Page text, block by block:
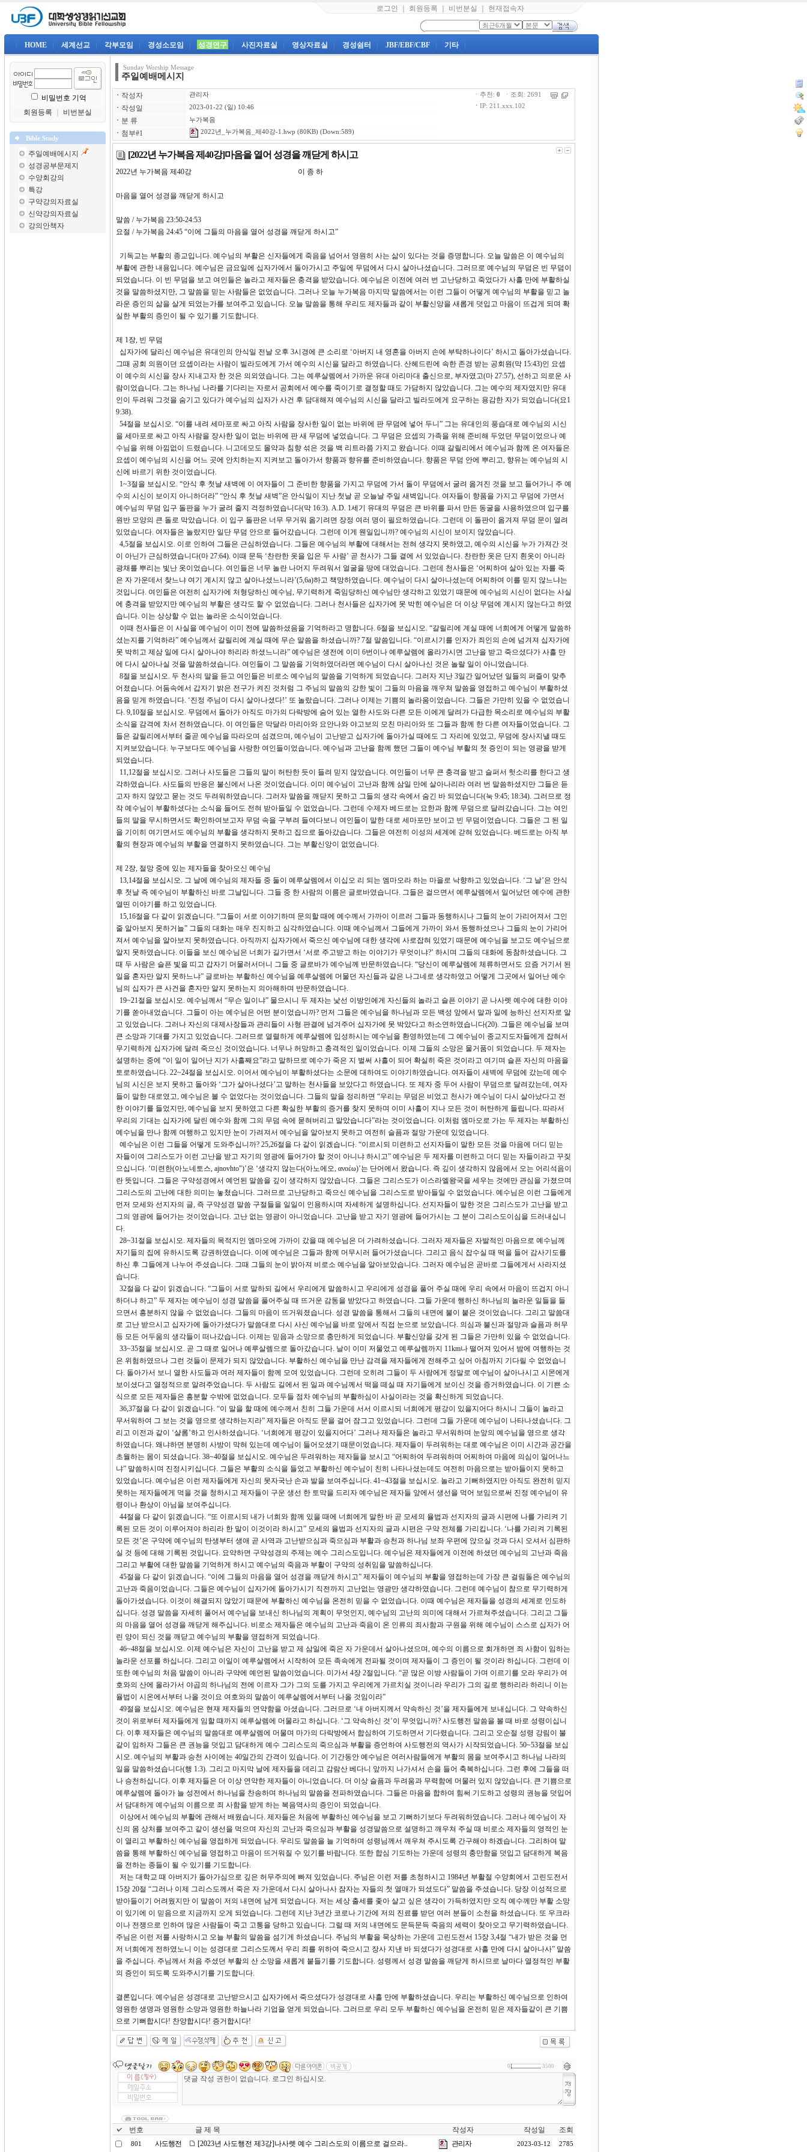
로그인 회원등록 비번분실 현재접속자
HOME 세계선교 각부모임 경성소모임 성경연구 사진자료실 영상자료실 경성쉼터 JBF/EBF/CBF 기타
비밀번호 기억
회원등록
비번분실
Bible Study
주일예배메시지
성경공부문제지
수양회강의
특강
구약강의자료실
신약강의자료실
강의안책자
Sunday Worship Message
주일예배메시지
ㆍ 작성자 관리자
ㆍ 작성일 2023-01-22 (일) 10:46
ㆍ 분 류 누가복음
ㆍ 첨부#1 2022년_누가복음_제40강-1.hwp (80KB) (Down:589)
ㆍ추천: 0 ㆍ조회: 2691
ㆍ IP: 211.xxx.102
[2022년 누가복음 제40강]마음을 열어 성경을 깨닫게 하시고
2022년 누가복음 제40강 이 종 하
마음을 열어 성경을 깨닫게 하시고
말씀 / 누가복음 23:50-24:53
요절 / 누가복음 24:45 “이에 그들의 마음을 열어 성경을 깨닫게 하시고”
기독교는 부활의 종교입니다. 예수님의 부활은 신자들에게 죽음을 넘어서 영원히 사는 삶이 있다는 것을 증명합니다. 오늘 말씀은 이 예수님의
부활에 관한 내용입니다. 예수님은 금요일에 십자가에서 돌아가시고 주일에 무덤에서 다시 살아나셨습니다. 그러므로 예수님의 무덤은 빈 무덤이
되었습니다. 이 빈 무덤을 보고 여인들은 놀라고 제자들은 충격을 받았습니다. 예수님은 이전에 여러 번 고난당하고 죽었다가 사흘 만에 부활하실
것을 말씀하셨지만, 그 말씀을 믿는 사람들은 없었습니다. 그러나 오늘 누가복음 마지막 말씀에서는 이런 그들이 어떻게 예수님의 부활을 믿고 놀
라운 증인의 삶을 살게 되었는가를 보여주고 있습니다. 오늘 말씀을 통해 우리도 제자들과 같이 부활신앙을 새롭게 덧입고 마음이 뜨겁게 되며 확
실한 부활의 증인이 될 수 있기를 기도합니다.
제 1장, 빈 무덤
십자가에 달리신 예수님은 유대인의 안식일 전날 오후 3시경에 큰 소리로 ‘아버지 내 영혼을 아버지 손에 부탁하나이다’ 하시고 돌아가셨습니다.
그때 공회 의원이던 요셉이라는 사람이 빌라도에게 가서 예수의 시신을 달라고 하였습니다. 산헤드린에 속한 존경 받는 공회원(막 15:43)인 요셉
이 예수의 시신을 장사 지내고자 한 것은 의외였습니다. 그는 예루살렘에서 가까운 유대 아리마대 출신으로, 부자였고(마 27:57), 선하고 의로운 사
람이었습니다. 그는 하나님 나라를 기다리는 자로서 공회에서 예수를 죽이기로 결정할 때도 가담하지 않았습니다. 그는 예수의 제자였지만 유대
인이 두려워 그것을 숨기고 있다가 예수님의 십자가 사건 후 담대해져 예수님의 시신을 달라고 빌라도에게 요구하는 용감한 자가 되었습니다(요1
9:38).
54절을 보십시오. “이를 내려 세마포로 싸고 아직 사람을 장사한 일이 없는 바위에 판 무덤에 넣어 두니” 그는 유대인의 풍습대로 예수님의 시신
을 세마포로 싸고 아직 사람을 장사한 일이 없는 바위에 판 새 무덤에 넣었습니다. 그 무덤은 요셉의 가족을 위해 준비해 두었던 무덤이었으나 예
수님을 위해 아낌없이 드렸습니다. 니고데모도 몰약과 침향 섞은 것을 백 리트라쯤 가지고 왔습니다. 이때 갈릴리에서 예수님과 함께 온 여자들은
요셉이 예수님의 시신을 어느 곳에 안치하는지 지켜보고 돌아가서 향품과 향유를 준비하였습니다. 향품은 무덤 안에 뿌리고, 향유는 예수님의 시
신에 바르기 위한 것이었습니다.
1~3절을 보십시오. “안식 후 첫날 새벽에 이 여자들이 그 준비한 향품을 가지고 무덤에 가서 돌이 무덤에서 굴려 옮겨진 것을 보고 들어가니 주 예
수의 시신이 보이지 아니하더라” “안식 후 첫날 새벽”은 안식일이 지난 첫날 곧 오늘날 주일 새벽입니다. 여자들이 향품을 가지고 무덤에 가면서
예수님의 무덤 입구 돌판을 누가 굴려 줄지 걱정하였습니다(막 16:3). A.D. 1세기 유대의 무덤은 큰 바위를 파서 만든 동굴을 사용하였으며 입구를
원반 모양의 큰 돌로 막았습니다. 이 입구 돌판은 너무 무거워 옮기려면 장정 여러 명이 필요하였습니다. 그런데 이 돌판이 옮겨져 무덤 문이 열려
있었습니다. 여자들은 놀랐지만 일단 무덤 안으로 들어갔습니다. 그런데 이게 웬일입니까? 예수님의 시신이 보이지 않았습니다.
4,5절을 보십시오. 이로 인하여 그들은 근심하였습니다. 그들은 예수님의 부활에 대해서는 전혀 생각지 못하였고, 예수의 시신을 누가 가져간 것
이 아닌가 근심하였습니다(마 27:64). 이때 문득 ‘찬란한 옷을 입은 두 사람’ 곧 천사가 그들 곁에 서 있었습니다. 찬란한 옷은 단지 흰옷이 아니라
광채를 뿌리는 빛난 옷이었습니다. 여인들은 너무 놀란 나머지 두려워서 얼굴을 땅에 대었습니다. 그런데 천사들은 ‘어찌하여 살아 있는 자를 죽
은 자 가운데서 찾느냐 여기 계시지 않고 살아나셨느니라’(5,6a)하고 책망하였습니다. 예수님이 다시 살아나셨는데 어찌하여 이를 믿지 않느냐는
것입니다. 여인들은 여전히 십자가에 처형당하신 예수님, 무기력하게 죽임당하신 예수님만 생각하고 있었기 때문에 예수님의 시신이 없다는 사실
에 충격을 받았지만 예수님의 부활은 생각도 할 수 없었습니다. 그러나 천사들은 십자가에 못 박힌 예수님은 더 이상 무덤에 계시지 않는다고 하였
습니다. 이는 상상할 수 없는 놀라운 소식이었습니다.
이때 천사들은 이 사실을 예수님이 이미 전에 말씀하셨음을 기억하라고 명합니다. 6절을 보십시오. “갈릴리에 계실 때에 너희에게 어떻게 말씀하
셨는지를 기억하라” 예수님께서 갈릴리에 계실 때에 무슨 말씀을 하셨습니까? 7절 말씀입니다. “이르시기를 인자가 죄인의 손에 넘겨져 십자가에
못 박히고 제삼 일에 다시 살아나야 하리라 하셨느니라” 예수님은 생전에 이미 6번이나 예루살렘에 올라가시면 고난을 받고 죽으셨다가 사흘 만
에 다시 살아나실 것을 말씀하셨습니다. 여인들이 그 말씀을 기억하였더라면 예수님이 다시 살아나신 것은 놀랄 일이 아니었습니다.
8절을 보십시오. 두 천사의 말을 듣고 여인들은 비로소 예수님의 말씀을 기억하게 되었습니다. 그러자 지난 3일간 일어났던 일들의 퍼즐이 맞추
어졌습니다. 어둠속에서 갑자기 밝은 전구가 켜진 것처럼 그 주님의 말씀의 강한 빛이 그들의 마음을 깨우쳐 말씀을 영접하고 예수님이 부활하셨
음을 믿게 하였습니다. ‘진정 주님이 다시 살아나셨다!’ 또 놀랐습니다. 그러나 이제는 기쁨의 놀라움이었습니다. 그들은 가만히 있을 수 없었습니
다. 9,10절을 보십시오. 무덤에서 돌아가 아직도 마가의 다락방에 숨어 있는 열한 사도와 다른 모든 이에게 달려가 다급한 목소리로 예수님의 부활
소식을 감격에 차서 전하였습니다. 이 여인들은 막달라 마리아와 요안나와 야고보의 모친 마리아와 또 그들과 함께 한 다른 여자들이었습니다. 그
들은 갈릴리에서부터 줄곧 예수님을 따라오며 섬겼으며, 예수님이 고난받고 십자가에 돌아가실 때에도 그 자리에 있었고, 무덤에 장사지낼 때도
지켜보았습니다. 누구보다도 예수님을 사랑한 여인들이었습니다. 예수님과 고난을 함께 했던 그들이 예수님 부활의 첫 증인이 되는 영광을 받게
되었습니다.
11,12절을 보십시오. 그러나 사도들은 그들의 말이 허탄한 듯이 들려 믿지 않았습니다. 여인들이 너무 큰 충격을 받고 슬퍼서 헛소리를 한다고 생
각하였습니다. 사도들의 반응은 불신에서 나온 것이었습니다. 이미 예수님이 고난과 함께 삼일 만에 살아나리라 여러 번 말씀하셨지만 그들은 듣
고자 하지 않았고 묻는 것도 두려워하였습니다. 그러자 말씀을 깨닫지 못하고 그들의 생각 속에서 숨긴 바 되었습니다(눅 9:45; 18:34). 그러므로 정
작 예수님이 부활하셨다는 소식을 들어도 전혀 받아들일 수 없었습니다. 그런데 수제자 베드로는 요한과 함께 무덤으로 달려갔습니다. 그는 여인
들의 말을 무시하면서도 확인하여보고자 무덤 속을 구부려 들여다보니 여인들이 말한 대로 세마포만 보이고 빈 무덤이었습니다. 그들은 그 된 일
을 기이히 여기면서도 예수님의 부활을 생각하지 못하고 집으로 돌아갔습니다. 그들은 여전히 이성의 세계에 갇혀 있었습니다. 베드로는 아직 부
활의 현장과 예수님의 부활을 연결하지 못하였습니다. 그는 부활신앙이 없었습니다.
제 2장, 절망 중에 있는 제자들을 찾아오신 예수님
13,14절을 보십시오. 그 날에 예수님의 제자들 중 둘이 예루살렘에서 이십오 리 되는 엠마오라 하는 마을로 낙향하고 있었습니다. ‘그 날’은 안식
후 첫날 즉 예수님이 부활하신 바로 그날입니다. 그들 중 한 사람의 이름은 글로바였습니다. 그들은 걸으면서 예루살렘에서 일어났던 예수에 관한
열띤 이야기를 하고 있었습니다.
15,16절을 다 같이 읽겠습니다. “그들이 서로 이야기하며 문의할 때에 예수께서 가까이 이르러 그들과 동행하시나 그들의 눈이 가리어져서 그인
줄 알아보지 못하거늘” 그들의 대화는 매우 진지하고 심각하였습니다. 이때 예수님께서 그들에게 가까이 와서 동행하셨으나 그들의 눈이 가리어
져서 예수님을 알아보지 못하였습니다. 아직까지 십자가에서 죽으신 예수님에 대한 생각에 사로잡혀 있었기 때문에 예수님을 보고도 예수님으로
알지 못하였습니다. 이들을 보신 예수님은 너희가 길가면서 ‘서로 주고받고 하는 이야기가 무엇이냐?’ 하시며 그들의 대화에 동참하셨습니다. 그
때 두 사람은 슬픈 빛을 띠고 갑자기 머물러서더니 그들 중 글로바가 예수님께 반문하였습니다. “당신이 예루살렘에 체류하면서도 요즘 거기서 된
일을 혼자만 알지 못하느냐” 글로바는 부활하신 예수님을 예루살렘에 머물던 자신들과 같은 나그네로 생각하였고 어떻게 그곳에서 일어난 예수
님의 십자가 큰 사건을 혼자만 알지 못하는지 의아해하며 반문하였습니다.
19~21절을 보십시오. 예수님께서 “무슨 일이냐” 물으시니 두 제자는 낯선 이방인에게 자신들의 놀라고 슬픈 이야기 곧 나사렛 예수에 대한 이야
기를 쏟아내었습니다. 그들이 아는 예수님은 어떤 분이었습니까? 먼저 그들은 예수님을 하나님과 모든 백성 앞에서 말과 일에 능하신 선지자로 알
고 있었습니다. 그러나 자신의 대제사장들과 관리들이 사형 판결에 넘겨주어 십자가에 못 박았다고 하소연하였습니다(20). 그들은 예수님을 보며
큰 소망과 기대를 가지고 있었습니다. 그러므로 열렬하게 예루살렘에 입성하시는 예수님을 환영하였는데 그 예수님이 종교지도자들에게 잡혀서
무기력하게 십자가에 달려 죽으신 것이었습니다. 너무나 허망하고 충격적인 일이었습니다. 이제 그들의 소망은 물거품이 되었습니다. 두 제자는
설명하는 중에 “이 일이 일어난 지가 사흘째요”라고 말하므로 예수가 죽은 지 벌써 사흘이 되어 확실히 죽은 것이라고 여기며 슬픈 자신의 마음을
토로하였습니다. 22~24절을 보십시오. 이어서 예수님이 부활하셨다는 소문에 대하여도 이야기하였습니다. 여자들이 새벽에 무덤에 갔는데 예수
님의 시신은 보지 못하고 돌아와 ‘그가 살아나셨다’고 말하는 천사들을 보았다고 하였습니다. 또 제자 중 두어 사람이 무덤으로 달려갔는데, 여자
들이 말한 대로였고, 예수님은 볼 수 없었다는 것이었습니다. 그들의 말을 정리하면 “우리는 무덤은 비었고 천사가 예수님이 다시 살아났다고 전
한 이야기를 들었지만, 예수님을 보지 못하였고 다른 확실한 부활의 증거를 찾지 못하며 이미 사흘이 지나 모든 것이 허탄하게 들립니다. 따라서
우리의 기대는 십자가에 달린 예수와 함께 그의 무덤 속에 묻혀버리고 말았습니다”라는 것이었습니다. 이처럼 엠마오로 가는 두 제자는 부활하신
예수님을 만나 함께 여행하고 있지만 눈이 가려져서 예수님을 알아보지 못하고 여전히 슬픔과 절망 가운데 있었습니다.
예수님은 이런 그들을 어떻게 도와주십니까? 25,26절을 다 같이 읽겠습니다. “이르시되 미련하고 선지자들이 말한 모든 것을 마음에 더디 믿는
자들이여 그리스도가 이런 고난을 받고 자기의 영광에 들어가야 할 것이 아니냐 하시고” 예수님은 두 제자를 미련하고 더디 믿는 자들이라고 꾸짖
으십니다. ‘미련한(아노네토스, ajnovhto")’은 ‘생각지 않는다(아노에오, ανοέω)’는 단어에서 왔습니다. 즉 깊이 생각하지 않음에서 오는 어리석음이
란 뜻입니다. 그들은 구약성경에서 예언된 말씀을 깊이 생각하지 않았습니다. 그들은 그리스도가 이스라엘왕국을 세우는 것에만 관심을 가졌으며
그리스도의 고난에 대한 의미는 놓쳤습니다. 그러므로 고난당하고 죽으신 예수님을 그리스도로 받아들일 수 없었습니다. 예수님은 이런 그들에게
먼저 모세와 선지자의 글, 즉 구약성경 말씀 구절들을 일일이 인용하시며 자세하게 설명하십니다. 선지자들이 말한 것은 그리스도가 고난을 받고
그의 영광에 들어가는 것이었습니다. 고난 없는 영광이 아니었습니다. 고난을 받고 자기 영광에 들어가시는 그 분이 그리스도이심을 드러내십니
다.
28~31절을 보십시오. 제자들의 목적지인 엠마오에 가까이 갔을 때 예수님은 더 가려하셨습니다. 그러자 제자들은 자발적인 마음으로 예수님께
자기들의 집에 유하시도록 강권하였습니다. 이에 예수님은 그들과 함께 머무시러 들어가셨습니다. 그리고 음식 잡수실 때 떡을 들어 감사기도를
하신 후 그들에게 나누어 주셨습니다. 그때 그들의 눈이 밝아져 비로소 예수님을 알아보았습니다. 그러자 예수님은 곧바로 그들에게서 사라지셨
습니다.
32절을 다 같이 읽겠습니다. “그들이 서로 말하되 길에서 우리에게 말씀하시고 우리에게 성경을 풀어 주실 때에 우리 속에서 마음이 뜨겁지 아니
하더냐 하고” 두 제자는 예수님이 성경 말씀을 풀어주실 때 뜨거운 감동을 받았다고 하였습니다. 그들 가운데 행하신 하나님의 놀라운 일들을 들
으면서 흥분하지 않을 수 없었습니다. 그들의 마음이 뜨거워졌습니다. 성경 말씀을 통해서 그들의 내면에 불이 붙은 것이었습니다. 그리고 말씀대
로 고난 받으시고 십자가에 돌아가셨다가 말씀대로 다시 사신 예수님을 바로 앞에서 직접 눈으로 보았습니다. 의심과 불신과 절망과 슬픔과 허무
등 모든 어두움의 생각들이 떠나갔습니다. 이제는 믿음과 소망으로 충만하게 되었습니다. 부활신앙을 갖게 된 그들은 가만히 있을 수 없었습니다.
33~35절을 보십시오. 곧 그 때로 일어나 예루살렘으로 돌아갔습니다. 날이 이미 저물었고 예루살렘까지 11km나 떨어져 있어서 밤에 여행하는 것
은 위험하였으나 그런 것들이 문제가 되지 않았습니다. 부활하신 예수님을 만난 감격을 제자들에게 전해주고 싶어 아침까지 기다릴 수 없었습니
다. 돌아가서 보니 열한 사도들과 여러 제자들이 함께 모여 있었습니다. 그런데 오히려 그들이 두 사람에게 정말로 예수님이 살아나시고 시몬에게
보이셨다고 열정적으로 알려주었습니다. 두 사람도 길에서 된 일과 예수님께서 떡을 떼실 때 자기들에게 보이신 것을 증거하였습니다. 이 기쁜 소
식으로 모든 제자들은 흥분할 수밖에 없었습니다. 모두들 점차 예수님의 부활하심이 사실이라는 것을 확신하게 되었습니다.
36,37절을 다 같이 읽겠습니다. “이 말을 할 때에 예수께서 친히 그들 가운데 서서 이르시되 너희에게 평강이 있을지어다 하시니 그들이 놀라고
무서워하여 그 보는 것을 영으로 생각하는지라” 제자들은 아직도 문을 걸어 잠그고 있었습니다. 그런데 그들 가운데 예수님이 나타나셨습니다. 그
리고 이전과 같이 ‘샬롬’하고 인사하셨습니다. ‘너희에게 평강이 있을지어다’ 그러나 제자들은 놀라고 무서워하며 눈앞의 예수님을 영으로 생각
하였습니다. 왜냐하면 분명히 사방이 막혀 있는데 예수님이 들어오셨기 때문이었습니다. 제자들이 두려워하는 대로 예수님은 이미 시간과 공간을
초월하는 몸이 되셨습니다. 38~40절을 보십시오. 예수님은 두려워하는 제자들을 보시고 “어찌하여 두려워하며 어찌하여 마음에 의심이 일어나느
냐” 말씀하시며 진정시키십니다. 그들은 부활의 소식을 들었고 부활하신 예수님이 친히 나타나셨는데도 여전히 마음으로는 받아들이지 못하고
있었습니다. 예수님은 이런 제자들에게 자신의 못자국난 손과 발을 보여주십니다. 41~43절을 보십시오. 놀라고 기뻐하였지만 아직도 완전히 믿지
못하는 제자들에게 먹을 것을 청하시고 제자들이 구운 생선 한 토막을 드리자 예수님은 제자들 앞에서 생선을 먹어 보임으로써 진정 예수님이 유
령이나 환상이 아님을 보여주십니다.
44절을 다 같이 읽겠습니다. “또 이르시되 내가 너희와 함께 있을 때에 너희에게 말한 바 곧 모세의 율법과 선지자의 글과 시편에 나를 가리켜 기
록된 모든 것이 이루어져야 하리라 한 말이 이것이라 하시고” 모세의 율법과 선지자의 글과 시편은 구약 전체를 가리킵니다. ‘나를 가리켜 기록된
모든 것’은 구약에 예수님의 탄생부터 생애 곧 사역과 고난받으심과 죽으심과 부활과 승천과 하나님 보좌 우편에 앉으실 것과 다시 오셔서 심판하
실 것 등에 대해 기록된 것입니다. 요약하면 구약성경의 주제는 예수 그리스도입니다. 예수님은 제자들에게 이전에 하셨던 예수님의 고난과 죽음
그리고 부활에 대한 말씀을 기억하게 하시고 예수님의 죽음과 부활이 구약의 성취임을 말씀하십니다.
45절을 다 같이 읽겠습니다. “이에 그들의 마음을 열어 성경을 깨닫게 하시고” 제자들이 예수님의 부활을 영접하는데 가장 큰 걸림돌은 예수님의
고난과 죽음이었습니다. 그들은 예수님이 십자가에 돌아가시기 직전까지 고난없는 영광만 생각하였습니다. 그런데 예수님이 참으로 무기력하게
돌아가셨습니다. 이것이 해결되지 않았기 때문에 부활하신 예수님을 온전히 믿을 수 없었습니다. 이때 예수님은 제자들을 성경의 세계로 인도하
십니다. 성경 말씀을 자세히 풀어서 예수님을 보내신 하나님의 계획이 무엇인지, 예수님의 고난의 의미에 대해서 가르쳐주셨습니다. 그리고 그들
의 마음을 열어 성경을 깨닫게 해주십니다. 비로소 제자들은 예수님의 고난과 죽음이 온 인류의 죄사함과 구원을 위해 예수님이 스스로 십자가 어
린 양이 되신 것을 깨닫고 예수님의 부활을 영접하게 되었습니다.
46~48절을 보십시오. 이제 예수님은 자신이 고난을 받고 제 삼일에 죽은 자 가운데서 살아나셨으며, 예수의 이름으로 회개하면 죄 사함이 임하는
놀라운 선포를 하십니다. 그리고 이일이 예루살렘에서 시작하여 모든 족속에게 전파될 것이며 제자들이 그 증인이 될 것이라 하십니다. 그런데 이
또한 예수님의 처음 말씀이 아니라 구약에 예언된 말씀이었습니다. 미가서 4장 2절입니다. “곧 많은 이방 사람들이 가며 이르기를 오라 우리가 여
호와의 산에 올라가서 야곱의 하나님의 전에 이르자 그가 그의 도를 가지고 우리에게 가르치실 것이니라 우리가 그의 길로 행하리라 하리니 이는
율법이 시온에서부터 나올 것이요 여호와의 말씀이 예루살렘에서부터 나올 것임이라”
49절을 보십시오. 예수님은 현재 제자들의 연약함을 아셨습니다. 그러므로 ‘내 아버지께서 약속하신 것’을 제자들에게 보내십니다. 그 약속하신
것이 위로부터 제자들에게 임할 때까지 예루살렘에 머물라고 하십니다. ‘그 약속하신 것’이 무엇입니까? 사도행전 말씀을 볼 때 바로 성령이십니
다. 이후 제자들은 예수님의 말씀대로 예루살렘에 머물며 마가의 다락방에서 합심하여 기도하면서 기다렸습니다. 그리고 오순절 성령 강림이 불
같이 임하자 그들은 큰 권능을 덧입고 담대하게 예수 그리스도의 죽으심과 부활을 증언하여 사도행전의 역사가 시작되었습니다. 50~53절을 보십
시오. 예수님의 부활과 승천 사이에는 40일간의 간격이 있습니다. 이 기간동안 예수님은 여러사람들에게 부활의 몸을 보여주시고 하나님 나라의
일을 말씀하셨습니다(행 1:3). 그리고 마지막 날에 제자들을 데리고 감람산 베다니 앞까지 나가셔서 손을 들어 축복하십니다. 그런 후에 그들을 떠
나 승천하십니다. 이후 제자들은 더 이상 연약한 제자들이 아니었습니다. 더 이상 슬픔과 두려움과 무력함에 머물러 있지 않았습니다. 큰 기쁨으로
예루살렘에 돌아가 늘 성전에서 하나님을 찬송하며 하나님의 말씀을 전파하였습니다. 그들은 마음을 합하여 힘써 기도하고 성령의 권능을 덧입어
서 담대하게 예수님의 이름으로 죄 사함을 받게 하는 복음역사의 증인이 되었습니다.
이상에서 예수님의 부활에 관해서 배웠습니다. 제자들은 처음에 부활하신 예수님을 보고 기뻐하기보다 두려워하였습니다. 그러나 예수님이 자
신의 몸 상처를 보여주고 같이 생선을 먹으며 자신의 고난과 죽으심과 부활을 성경말씀으로 설명하고 깨우쳐 주실 때 비로소 제자들의 영적인 눈
이 열리고 부활하신 예수님을 영접하게 되었습니다. 우리도 말씀을 늘 기억하며 성령님께서 깨우쳐 주시도록 간구해야 하겠습니다. 그리하여 말
씀을 통해 부활하신 예수님을 영접하고 마음이 뜨거워질 수 있기를 바랍니다. 또한 합심 기도하는 가운데 성령의 충만함을 덧입고 담대하게 복음
을 전하는 종들이 될 수 있기를 기도합니다.
저는 대학교 때 아버지가 돌아가심으로 깊은 허무주의에 빠져 있었습니다. 주님은 이런 저를 초청하시고 1984년 부활절 수양회에서 고린도전서
15장 20절 “그러나 이제 그리스도께서 죽은 자 가운데서 다시 살아나사 잠자는 자들의 첫 열매가 되셨도다” 말씀을 주셨습니다. 당장 이성적으로
받아들이기 어려웠지만 이 말씀이 저의 내면에 남게 되었습니다. 저는 세상 출세를 좇아 살고 싶은 생각이 가득하였지만 오직 예수께만 부활 소망
이 있기에 이 믿음으로 지금까지 오게 되었습니다. 그런데 지난 3년간 코로나 기간에 저의 진료를 받던 여러 분들이 소천을 하셨습니다. 또 우크라
이나 전쟁으로 인하여 많은 사람들이 죽고 고통을 당하고 있습니다. 그럴 때 저의 내면에도 문득문득 죽음의 세력이 찾아오고 무기력하였습니다.
주님은 이런 저를 사랑하시고 오늘 부활의 말씀을 섬기게 하셨습니다. 주님의 부활을 묵상하는 가운데 고린도전서 15장 3,4절 “내가 받은 것을 먼
저 너희에게 전하였노니 이는 성경대로 그리스도께서 우리 죄를 위하여 죽으시고 장사 지낸 바 되셨다가 성경대로 사흘 만에 다시 살아나사” 말씀
을 주십니다. 주님께서 처음 주셨던 부활의 산 소망을 새롭게 붙들기를 기도합니다. 성령께서 성경 말씀을 깨닫게 하시므로 날마다 열정적인 부활
의 증인이 되도록 도와주시기를 기도합니다.
결론입니다. 예수님은 성경대로 고난받으시고 십자가에서 죽으셨다가 성경대로 사흘 만에 부활하셨습니다. 우리는 부활하신 예수님으로 인하여
영원한 생명과 영원한 소망과 영원한 하늘나라 기업을 얻게 되었습니다. 그러므로 우리 모두 부활하신 예수님을 온전히 믿은 제자들같이 큰 기쁨
으로 기뻐합시다! 찬양합시다! 증거합시다!
0 3500
번호 글 제 목 작성자 작성일 조회
801 사도행전 [2023년 사도행전 제3강]나사렛 예수 그리스도의 이름으로 걸으라.. 관리자 2023-03-12 2785